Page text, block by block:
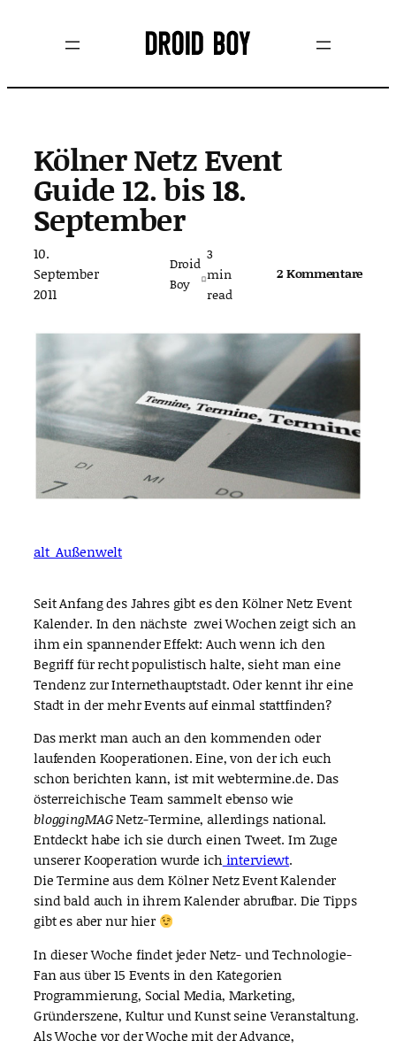
Kölner Netz Event
Guide 12. bis 18.
September
10.
September
2011
Droid
Boy
3
min
read
2 Kommentare
alt_Außenwelt
Seit Anfang des Jahres gibt es den Kölner Netz Event
Kalender. In den nächste zwei Wochen zeigt sich an
ihm ein spannender Effekt: Auch wenn ich den
Begriff für recht populistisch halte, sieht man eine
Tendenz zur Internethauptstadt. Oder kennt ihr eine
Stadt in der mehr Events auf einmal stattfinden?
Das merkt man auch an den kommenden oder
laufenden Kooperationen. Eine, von der ich euch
schon berichten kann, ist mit webtermine.de. Das
österreichische Team sammelt ebenso wie
bloggingMAGNetz-Termine, allerdings national.
Entdeckt habe ich sie durch einen Tweet. Im Zuge
unserer Kooperation wurde ichinterviewt.
Die Termine aus dem Kölner Netz Event Kalender
sind bald auch in ihrem Kalender abrufbar. Die Tipps
gibt es aber nur hier
In dieser Woche findet jeder Netz- und Technologie-
Fan aus über 15 Events in den Kategorien
Programmierung, Social Media, Marketing,
Gründerszene, Kultur und Kunst seine Veranstaltung.
Als Woche vor der Woche mit der Advance,